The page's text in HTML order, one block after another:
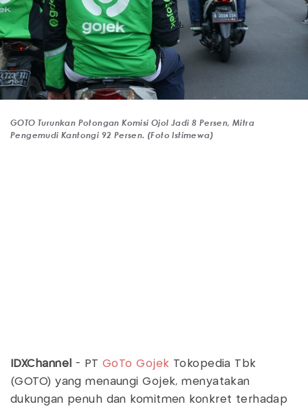
GOTO Turunkan Potongan Komisi Ojol Jadi 8 Persen, Mitra
Pengemudi Kantongi 92 Persen. (Foto Istimewa)
IDXChannel - PTGoTo Gojek Tokopedia Tbk
(GOTO) yang menaungi Gojek, menyatakan
dukungan penuh dan komitmen konkret terhadap